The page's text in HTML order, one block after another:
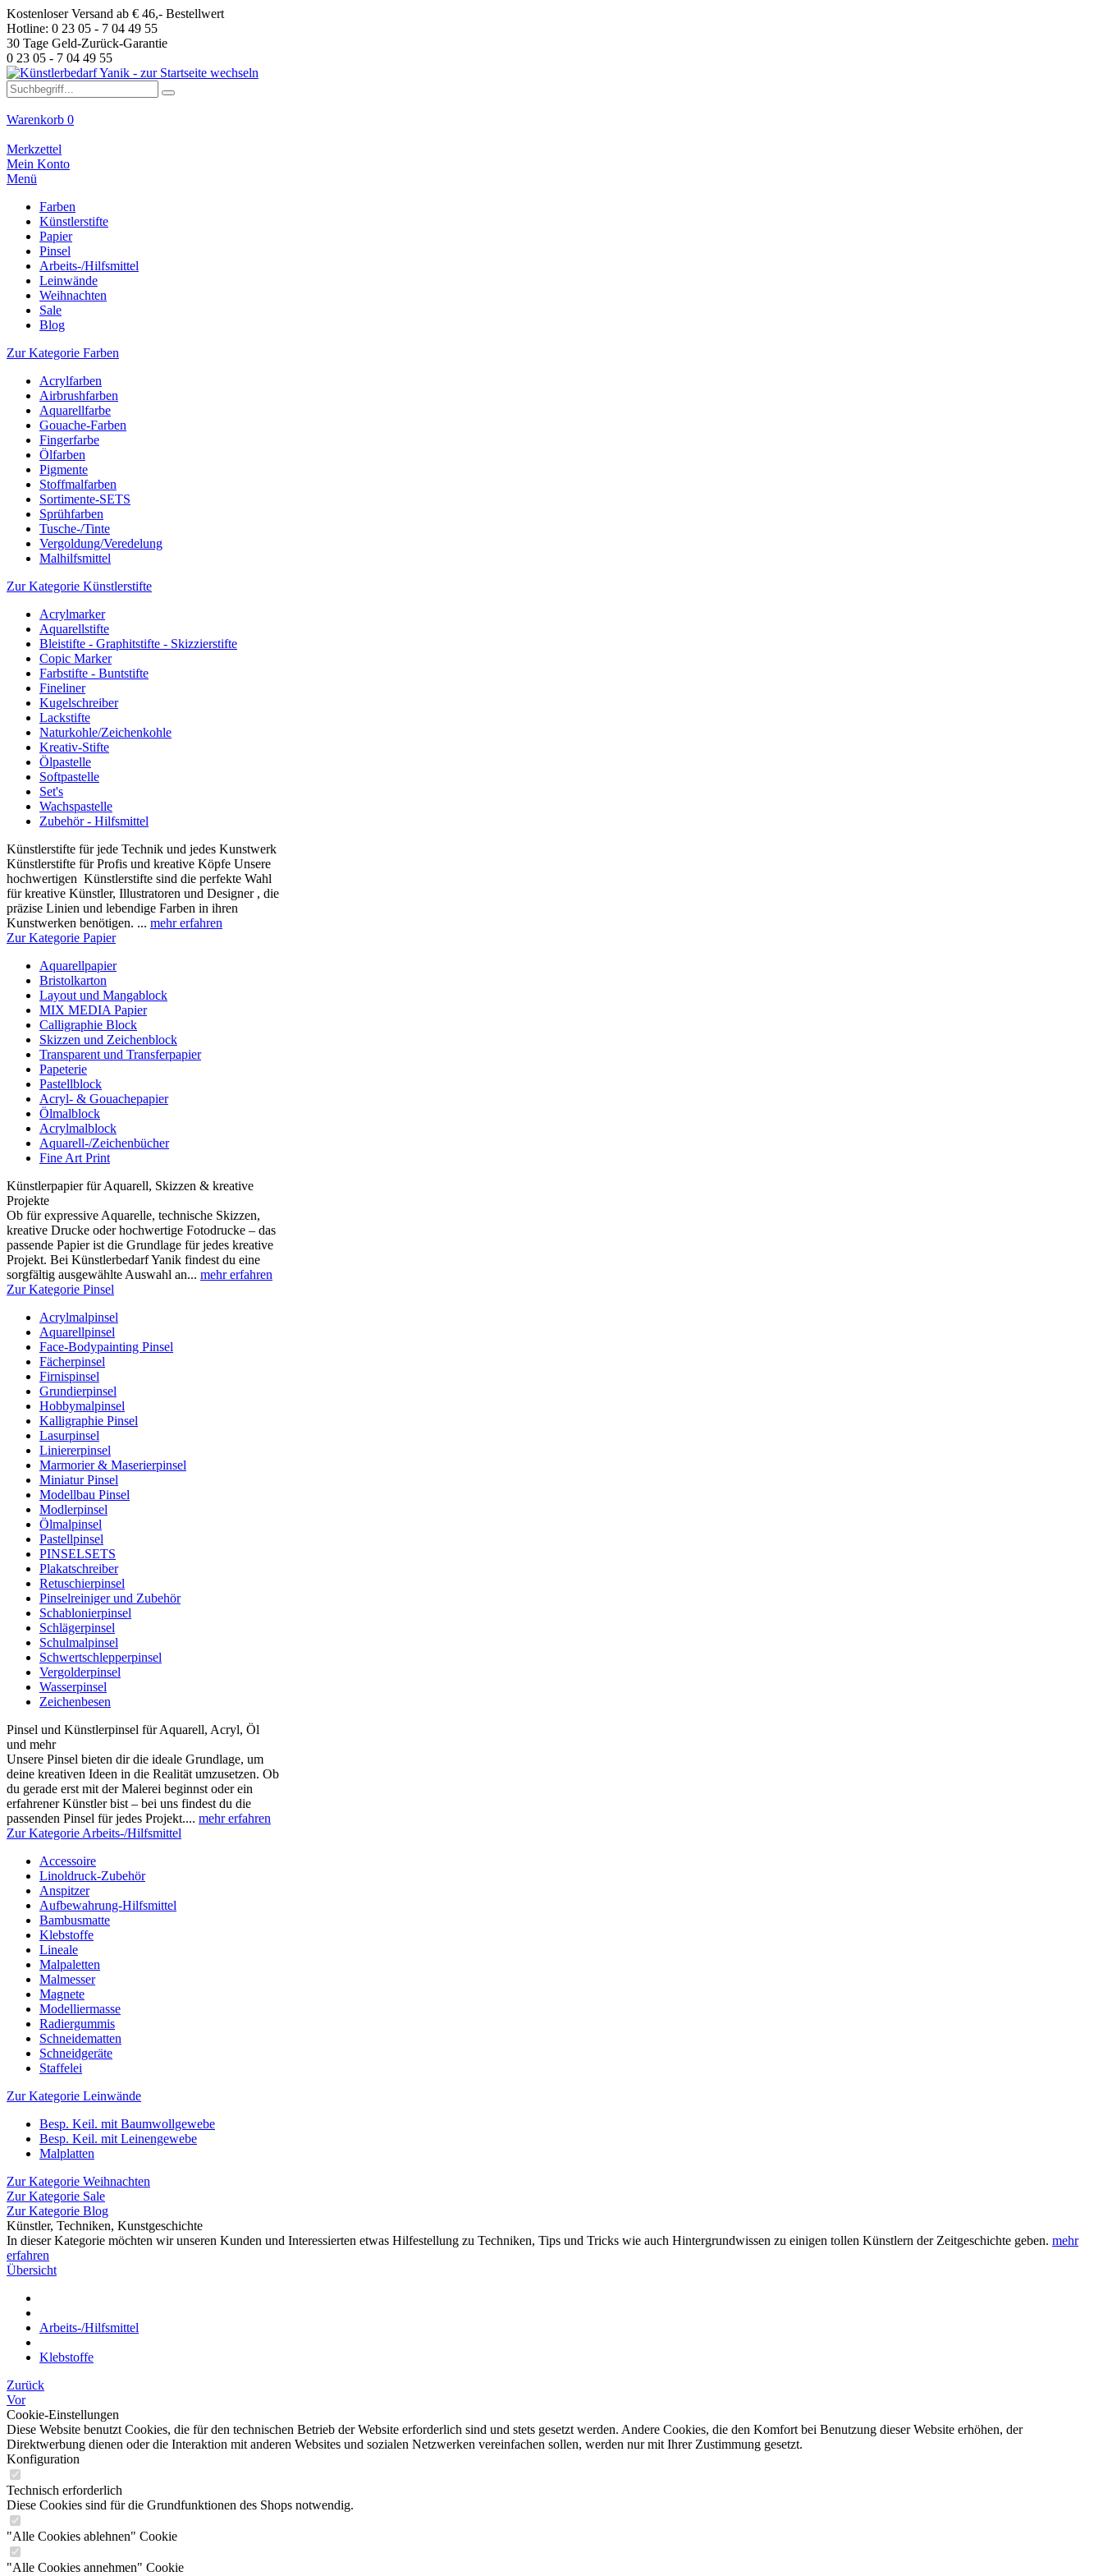
Kostenloser Versand ab € 46,- Bestellwert
Hotline: 0 23 05 - 7 04 49 55
30 Tage Geld-Zurück-Garantie
0 23 05 - 7 04 49 55
Warenkorb 0
Merkzettel
Mein Konto
Menü
Farben
Künstlerstifte
Papier
Pinsel
Arbeits-/Hilfsmittel
Leinwände
Weihnachten
Sale
Blog
Zur Kategorie Farben
Acrylfarben
Airbrushfarben
Aquarellfarbe
Gouache-Farben
Fingerfarbe
Ölfarben
Pigmente
Stoffmalfarben
Sortimente-SETS
Sprühfarben
Tusche-/Tinte
Vergoldung/Veredelung
Malhilfsmittel
Zur Kategorie Künstlerstifte
Acrylmarker
Aquarellstifte
Bleistifte - Graphitstifte - Skizzierstifte
Copic Marker
Farbstifte - Buntstifte
Fineliner
Kugelschreiber
Lackstifte
Naturkohle/Zeichenkohle
Kreativ-Stifte
Ölpastelle
Softpastelle
Set's
Wachspastelle
Zubehör - Hilfsmittel
Künstlerstifte für jede Technik und jedes Kunstwerk
Künstlerstifte für Profis und kreative Köpfe Unsere
hochwertigen Künstlerstifte sind die perfekte Wahl
für kreative Künstler, Illustratoren und Designer , die
präzise Linien und lebendige Farben in ihren
Kunstwerken benötigen. ... mehr erfahren
Zur Kategorie Papier
Aquarellpapier
Bristolkarton
Layout und Mangablock
MIX MEDIA Papier
Calligraphie Block
Skizzen und Zeichenblock
Transparent und Transferpapier
Papeterie
Pastellblock
Acryl- & Gouachepapier
Ölmalblock
Acrylmalblock
Aquarell-/Zeichenbücher
Fine Art Print
Künstlerpapier für Aquarell, Skizzen & kreative
Projekte
Ob für expressive Aquarelle, technische Skizzen,
kreative Drucke oder hochwertige Fotodrucke – das
passende Papier ist die Grundlage für jedes kreative
Projekt. Bei Künstlerbedarf Yanik findest du eine
sorgfältig ausgewählte Auswahl an... mehr erfahren
Zur Kategorie Pinsel
Acrylmalpinsel
Aquarellpinsel
Face-Bodypainting Pinsel
Fächerpinsel
Firnispinsel
Grundierpinsel
Hobbymalpinsel
Kalligraphie Pinsel
Lasurpinsel
Liniererpinsel
Marmorier & Maserierpinsel
Miniatur Pinsel
Modellbau Pinsel
Modlerpinsel
Ölmalpinsel
Pastellpinsel
PINSELSETS
Plakatschreiber
Retuschierpinsel
Pinselreiniger und Zubehör
Schablonierpinsel
Schlägerpinsel
Schulmalpinsel
Schwertschlepperpinsel
Vergolderpinsel
Wasserpinsel
Zeichenbesen
Pinsel und Künstlerpinsel für Aquarell, Acryl, Öl
und mehr
Unsere Pinsel bieten dir die ideale Grundlage, um
deine kreativen Ideen in die Realität umzusetzen. Ob
du gerade erst mit der Malerei beginnst oder ein
erfahrener Künstler bist – bei uns findest du die
passenden Pinsel für jedes Projekt.... mehr erfahren
Zur Kategorie Arbeits-/Hilfsmittel
Accessoire
Linoldruck-Zubehör
Anspitzer
Aufbewahrung-Hilfsmittel
Bambusmatte
Klebstoffe
Lineale
Malpaletten
Malmesser
Magnete
Modelliermasse
Radiergummis
Schneidematten
Schneidgeräte
Staffelei
Zur Kategorie Leinwände
Besp. Keil. mit Baumwollgewebe
Besp. Keil. mit Leinengewebe
Malplatten
Zur Kategorie Weihnachten
Zur Kategorie Sale
Zur Kategorie Blog
Künstler, Techniken, Kunstgeschichte
In dieser Kategorie möchten wir unseren Kunden und Interessierten etwas Hilfestellung zu Techniken, Tips und Tricks wie auch Hintergrundwissen zu einigen tollen Künstlern der Zeitgeschichte geben. mehr
erfahren
Übersicht
Arbeits-/Hilfsmittel
Klebstoffe
Zurück
Vor
Cookie-Einstellungen
Diese Website benutzt Cookies, die für den technischen Betrieb der Website erforderlich sind und stets gesetzt werden. Andere Cookies, die den Komfort bei Benutzung dieser Website erhöhen, der
Direktwerbung dienen oder die Interaktion mit anderen Websites und sozialen Netzwerken vereinfachen sollen, werden nur mit Ihrer Zustimmung gesetzt.
Konfiguration
Technisch erforderlich
Diese Cookies sind für die Grundfunktionen des Shops notwendig.
"Alle Cookies ablehnen" Cookie
"Alle Cookies annehmen" Cookie